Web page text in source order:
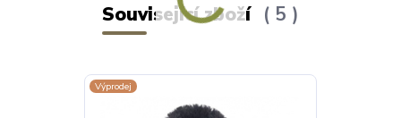
Související zboží 5
Výprodej